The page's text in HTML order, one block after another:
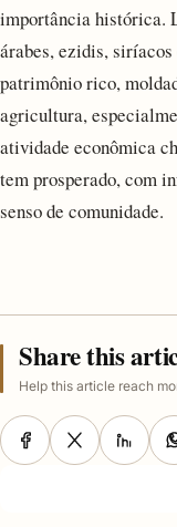
importância histórica.
árabes, ezidis,
patrimônio rico,
agricultura,
atividade econômica
tem prosperado, com
senso de comunidade.
Share this
Help this article reach